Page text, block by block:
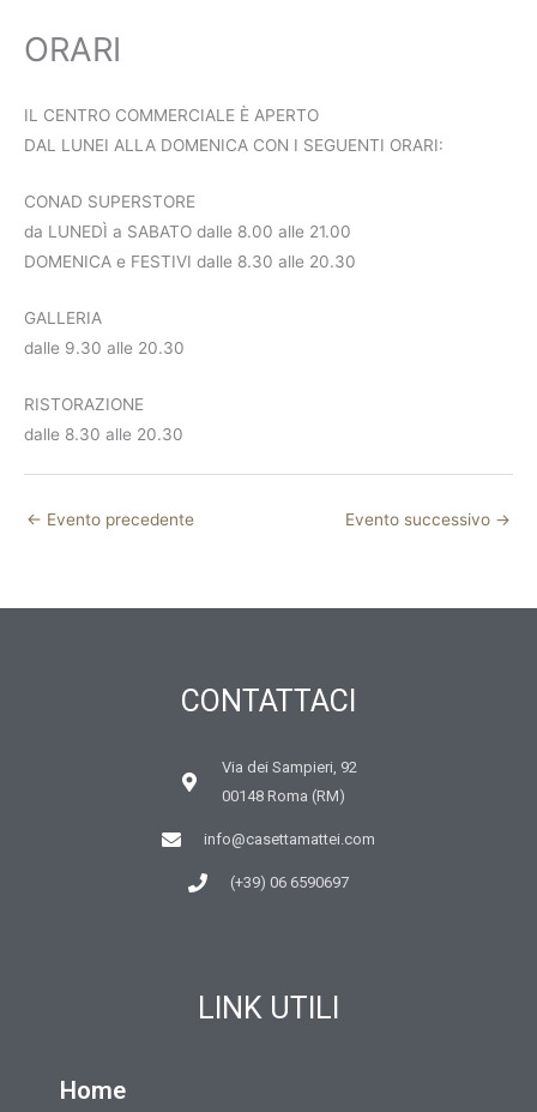
ORARI
IL CENTRO COMMERCIALE È APERTO
DAL LUNEI ALLA DOMENICA CON I SEGUENTI ORARI:
CONAD SUPERSTORE
da LUNEDÌ a SABATO dalle 8.00 alle 21.00
DOMENICA e FESTIVI dalle 8.30 alle 20.30
GALLERIA
dalle 9.30 alle 20.30
RISTORAZIONE
dalle 8.30 alle 20.30
← Evento precedente Evento successivo →
CONTATTACI
Via dei Sampieri, 92
00148 Roma (RM)
info@casettamattei.com
(+39) 06 6590697
LINK UTILI
Home